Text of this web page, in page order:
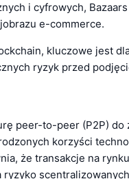
i cyfrowych,
e-commerce.
kluczowe jest
ryzyk przed
peer-to-peer (P2P) do
korzyści
że transakcje na
ryzyko